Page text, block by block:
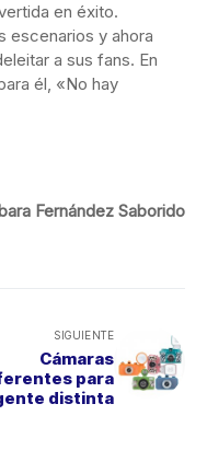
en éxito.
escenarios y ahora
a sus fans. En
él, «No hay
Fernández Saborido
SIGUIENTE
Cámaras
para
distinta